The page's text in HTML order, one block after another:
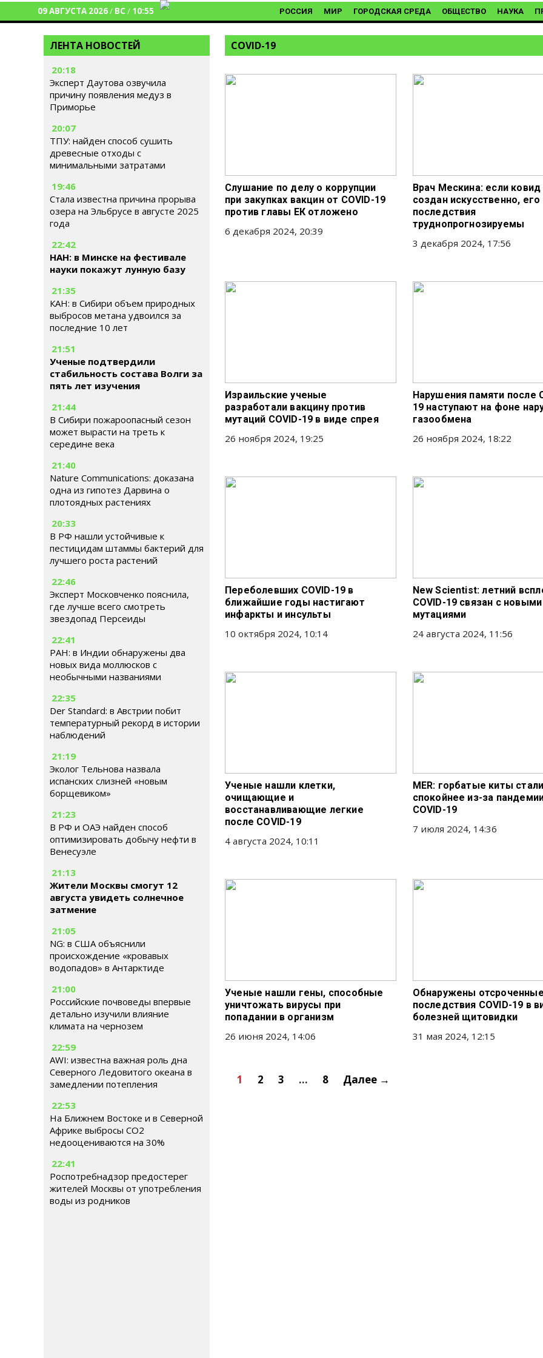
09 АВГУСТА 2026/ ВС / 10:55 РОССИЯ МИР ГОРОДСКАЯ СРЕДА ОБЩЕСТВО НАУКА
ЛЕНТА НОВОСТЕЙ
20:18
Эксперт Даутова озвучила
причину появления медуз в
Приморье
20:07
ТПУ: найден способ сушить
древесные отходы с
минимальными затратами
19:46
Стала известна причина прорыва
озера на Эльбрусе в августе 2025
года
22:42
НАН: в Минске на фестивале
науки покажут лунную базу
21:35
КАН: в Сибири объем природных
выбросов метана удвоился за
последние 10 лет
21:51
Ученые подтвердили
стабильность состава Волги за
пять лет изучения
21:44
В Сибири пожароопасный сезон
может вырасти на треть к
середине века
21:40
Nature Communications: доказана
одна из гипотез Дарвина о
плотоядных растениях
20:33
В РФ нашли устойчивые к
пестицидам штаммы бактерий для
лучшего роста растений
22:46
Эксперт Московченко пояснила,
где лучше всего смотреть
звездопад Персеиды
22:41
РАН: в Индии обнаружены два
новых вида моллюсков с
необычными названиями
22:35
Der Standard: в Австрии побит
температурный рекорд в истории
наблюдений
21:19
Эколог Тельнова назвала
испанских слизней «новым
борщевиком»
21:23
В РФ и ОАЭ найден способ
оптимизировать добычу нефти в
Венесуэле
21:13
Жители Москвы смогут 12
августа увидеть солнечное
затмение
21:05
NG: в США объяснили
происхождение «кровавых
водопадов» в Антарктиде
21:00
Российские почвоведы впервые
детально изучили влияние
климата на чернозем
22:59
AWI: известна важная роль дна
Северного Ледовитого океана в
замедлении потепления
22:53
На Ближнем Востоке и в Северной
Африке выбросы CO2
недооцениваются на 30%
22:41
Роспотребнадзор предостерег
жителей Москвы от употребления
воды из родников
COVID-19
Слушание по делу о коррупции
при закупках вакцин от COVID-19
против главы ЕК отложено
6 декабря 2024, 20:39
Врач Мескина: если ковид
создан искусственно, его
последствия
труднопрогнозируемы
3 декабря 2024, 17:56
Израильские ученые
разработали вакцину против
мутаций COVID-19 в виде спрея
26 ноября 2024, 19:25
Нарушения памяти после
19 наступают на фоне
газообмена
26 ноября 2024, 18:22
Переболевших COVID-19 в
ближайшие годы настигают
инфаркты и инсульты
10 октября 2024, 10:14
New Scientist: летний
COVID-19 связан с новыми
мутациями
24 августа 2024, 11:56
Ученые нашли клетки,
очищающие и
восстанавливающие легкие
после COVID-19
4 августа 2024, 10:11
MER: горбатые киты стали
спокойнее из-за
COVID-19
7 июля 2024, 14:36
Ученые нашли гены, способные
уничтожать вирусы при
попадании в организм
26 июня 2024, 14:06
Обнаружены отсроченные
последствия COVID-19 в
болезней щитовидки
31 мая 2024, 12:15
1 2 3 … 8 Далее →